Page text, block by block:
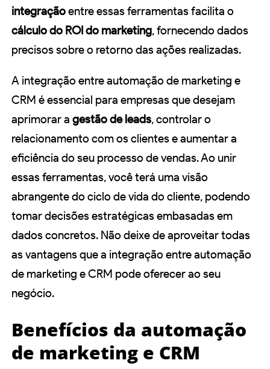
integraçãoentre essas ferramentas facilita o
cálculo do ROI do marketing, fornecendo dados
precisos sobre o retorno das ações realizadas.
A integração entre automação de marketing e
CRM é essencial para empresas que desejam
aprimorar a gestão de leads, controlar o
relacionamento com os clientes e aumentar a
eficiência do seu processo de vendas. Ao unir
essas ferramentas, você terá uma visão
abrangente do ciclo de vida do cliente, podendo
tomar decisões estratégicas embasadas em
dados concretos. Não deixe de aproveitar todas
as vantagens que a integração entre automação
de marketing e CRM pode oferecer ao seu
negócio.
Benefícios da automação
de marketing e CRM